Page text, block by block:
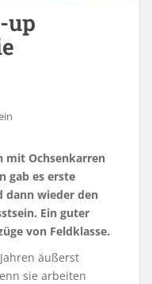
up
mit Ochsenkarren
gab es erste
dann wieder den
Ein guter
von Feldklasse.
äußerst
sie arbeiten